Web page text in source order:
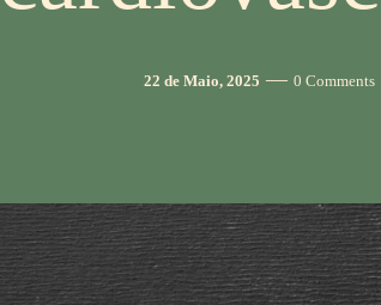
Post
22 de Maio, 2025 Comments
0 Comments